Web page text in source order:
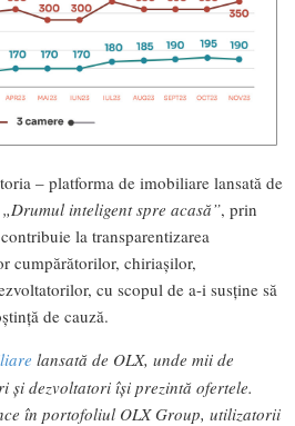
– platforma de imobiliare lansată de
„Drumul inteligent spre acasă”, prin
la transparentizarea
cumpărătorilor, chiriașilor,
cu scopul de a-i susține să
de cauză.
lansată de OLX, unde mii de
dezvoltatori își prezintă ofertele.
în portofoliul OLX Group, utilizatorii